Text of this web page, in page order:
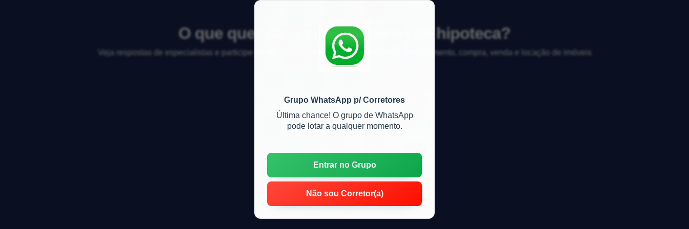
Grupo WhatsApp p/ Corretores
Última chance! O grupo de WhatsApp
pode lotar a qualquer momento.
Entrar no Grupo
Não sou Corretor(a)
O que quer dizer cancelamento de hipoteca?
Veja respostas de especialistas e participe da discussão sobre mercado imobiliário, financiamento, compra, venda e locação de imóveis